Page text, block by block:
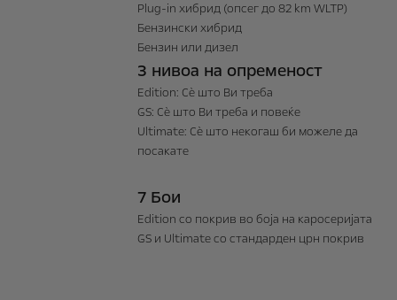
Plug-in хибрид (опсег до 82 km WLTP)
Бензински хибрид
Бензин или дизел
3 нивоа на опременост
Edition: Сè што Ви треба
GS: Сè што Ви треба и повеќе
Ultimate: Сè што некогаш би можеле да
посакате
7 Бои
Edition со покрив во боја на каросеријата
GS и Ultimate со стандарден црн покрив